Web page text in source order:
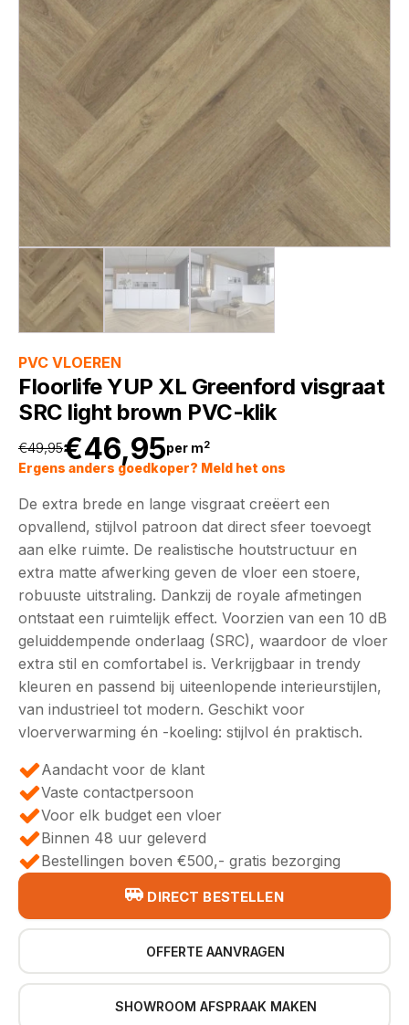
PVC VLOEREN
Floorlife YUP XL Greenford visgraat
SRC light brown PVC-klik
€49,95
Oorspronkelijke
prijs
was:
€49,95.
€46,95
Huidige
prijs
is:
€46,95.
per m2
Ergens anders goedkoper? Meld het ons
De extra brede en lange visgraat creëert een
opvallend, stijlvol patroon dat direct sfeer toevoegt
aan elke ruimte. De realistische houtstructuur en
extra matte afwerking geven de vloer een stoere,
robuuste uitstraling. Dankzij de royale afmetingen
ontstaat een ruimtelijk effect. Voorzien van een 10 dB
geluiddempende onderlaag (SRC), waardoor de vloer
extra stil en comfortabel is. Verkrijgbaar in trendy
kleuren en passend bij uiteenlopende interieurstijlen,
van industrieel tot modern. Geschikt voor
vloerverwarming én -koeling: stijlvol én praktisch.
Aandacht voor de klant
Vaste contactpersoon
Voor elk budget een vloer
Binnen 48 uur geleverd
Bestellingen boven €500,- gratis bezorging
DIRECT BESTELLEN
OFFERTE AANVRAGEN
SHOWROOM AFSPRAAK MAKEN